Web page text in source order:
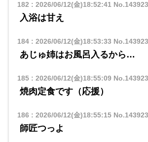
182 : 2026/06/12(金)18:52:41
入浴は甘え
184: 2026/06/12(金)18:53:33
あじゅ姉はお風呂入るから…
185: 2026/06/12(金)18:55:09
焼肉定食です（応援）
186 : 2026/06/12(金)18:55:15
師匠つっよ